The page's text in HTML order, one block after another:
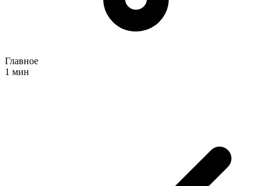
Главное
1 мин